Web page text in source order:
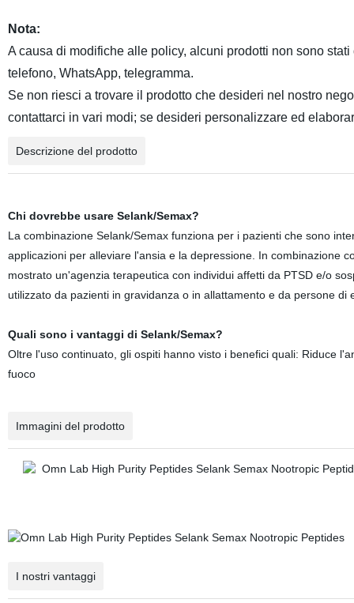
Nota:
A causa di modifiche alle policy, alcuni prodotti non sono
telefono, WhatsApp, telegramma.
Se non riesci a trovare il prodotto che desideri nel nostro
contattarci in vari modi; se desideri personalizzare ed
Descrizione del prodotto
Chi dovrebbe usare Selank/Semax?
La combinazione Selank/Semax funziona per i pazienti che sono
applicazioni per alleviare l'ansia e la depressione. In combinazione
mostrato un'agenzia terapeutica con individui affetti da PTSD e/o
utilizzato da pazienti in gravidanza o in allattamento e da persone di
Quali sono i vantaggi di Selank/Semax?
Oltre l'uso continuato, gli ospiti hanno visto i benefici quali: Riduce
fuoco
Immagini del prodotto
I nostri vantaggi